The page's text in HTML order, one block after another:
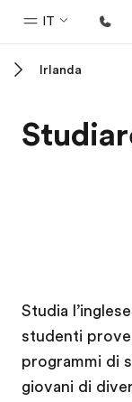
IT
Programmi
La nostra
Carriera
Lavora con noi
Irlanda
Studia
studenti
programmi di
giovani di